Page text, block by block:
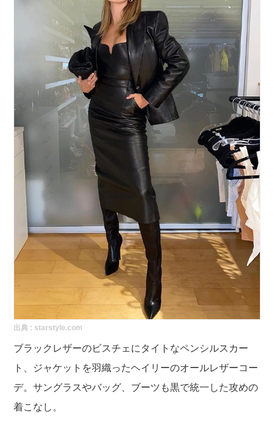
出典 : starstyle.com
ブラックレザーのビスチェにタイトなペンシルスカー
ト、ジャケットを羽織ったヘイリーのオールレザーコー
デ。サングラスやバッグ、ブーツも黒で統一した攻めの
着こなし。